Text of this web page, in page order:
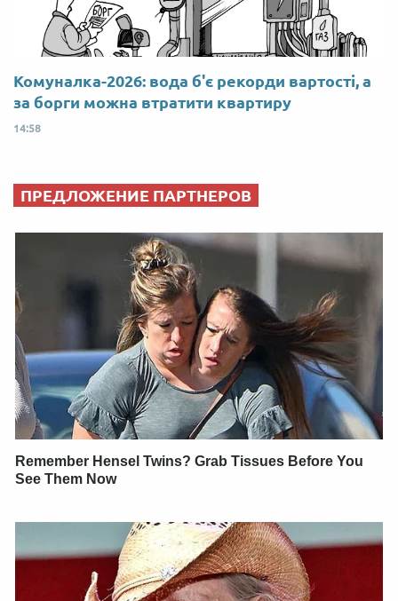
Комуналка-2026: вода б'є рекорди вартості, а
за борги можна втратити квартиру
14:58
ПРЕДЛОЖЕНИЕ ПАРТНЕРОВ
Remember Hensel Twins? Grab Tissues Before You
See Them Now